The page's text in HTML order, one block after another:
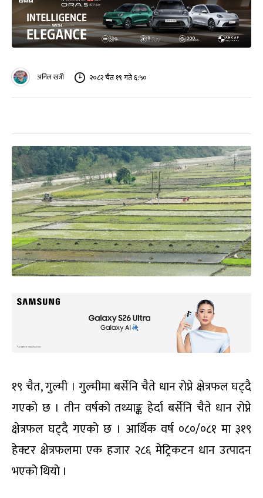
अनिल खत्री २०८२ चैत १९ गते ६:५०
१९ चैत, गुल्मी । गुल्मीमा बर्सेनि चैते धान रोप्ने क्षेत्रफल घट्दै
गएको छ । तीन वर्षको तथ्याङ्क हेर्दा बर्सेनि चैते धान रोप्ने
क्षेत्रफल घट्दै गएको छ । आर्थिक वर्ष ०८०/०८१ मा ३१९
हेक्टर क्षेत्रफलमा एक हजार २८६ मेट्रिकटन धान उत्पादन
भएको थियो ।